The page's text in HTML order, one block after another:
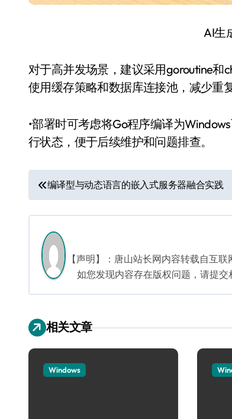
AI生
对于高并发场景，建议采用goroutine和
使用缓存策略和数据库连接池，减少重
•部署时可考虑将Go程序编译为
行状态，便于后续维护和问题排查。
文
章
导
航
编译型与动态语言的嵌入式服务器融合实践
【声明】：唐山站长网内容转载自互
如您发现内容存在版权问题，请提交
相关文章
Windows